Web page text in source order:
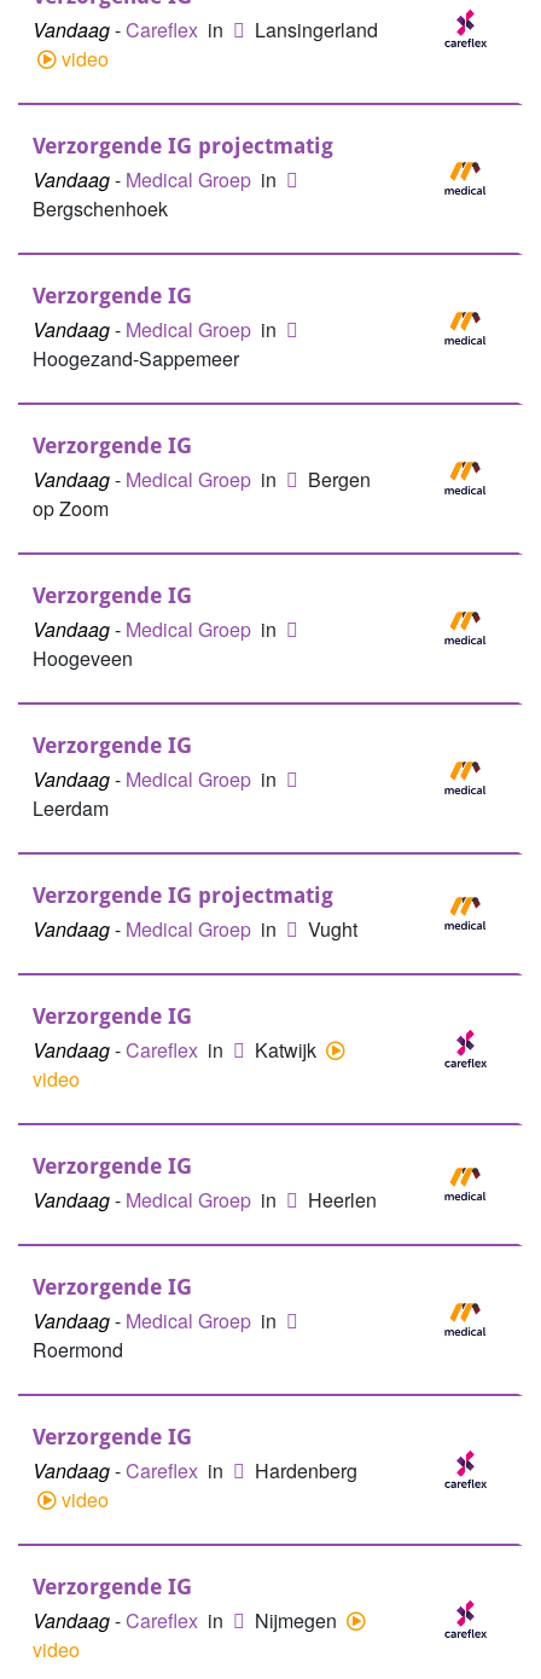
Vandaag-Careflex in
Lansingerland
video
Verzorgende IG projectmatig
Vandaag- Medical Groep in
Bergschenhoek
Verzorgende IG
Vandaag- Medical Groep in
Hoogezand-Sappemeer
Verzorgende IG
Vandaag- Medical Groep in
Bergen
op Zoom
Verzorgende IG
Vandaag- Medical Groep in
Hoogeveen
Verzorgende IG
Vandaag- Medical Groep in
Leerdam
Verzorgende IG projectmatig
Vandaag- Medical Groep in Vught
Verzorgende IG
Vandaag-Careflex in
Katwijk
video
Verzorgende IG
Vandaag- Medical Groep in Heerlen
Verzorgende IG
Vandaag- Medical Groep in
Roermond
Verzorgende IG
Vandaag-Careflex in
Hardenberg
video
Verzorgende IG
Vandaag-Careflex in
Nijmegen
video